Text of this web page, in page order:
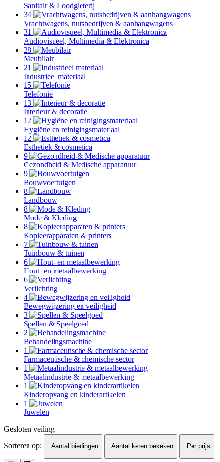
Sanitair & Loodgieterij
34
Vrachtwagens, nutsbedrijven & aanhangwagens
31
Audiovisueel, Multimedia & Elektronica
28
Meubilair
21
Industrieel materiaal
15
Telefonie
13
Interieur & decoratie
12
Hygiëne en reinigingsmateriaal
12
Esthetiek & cosmetica
9
Gezondheid & Medische apparatuur
9
Bouwvoertuigen
8
Landbouw
8
Mode & Kleding
8
Kopieerapparaten & printers
7
Tuinbouw & tuinen
6
Hout- en metaalbewerking
6
Verlichting
4
Bewegwijzering en veiligheid
3
Spellen & Speelgoed
2
Behandelingsmachine
1
Farmaceutische & chemische sector
1
Metaalindustrie & metaalbewerking
1
Kinderopvang en kinderartikelen
1
Juwelen
Gesloten veiling
Sorteren op:
Aantal biedingen Aantal keren bekeken Per prijs